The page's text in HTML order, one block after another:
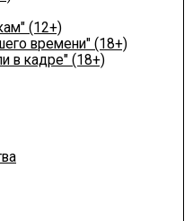
(12+)
времени" (18+)
в кадре" (18+)